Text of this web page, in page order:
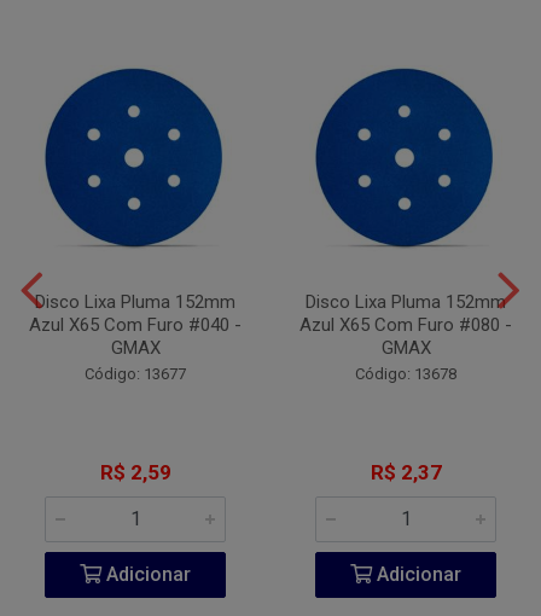
Disco Lixa Pluma 152mm
Azul X65 Com Furo #040 -
GMAX
Código: 13677
R$ 2,59
Adicionar
Disco Lixa Pluma 152mm
Azul X65 Com Furo #080 -
GMAX
Código: 13678
R$ 2,37
Adicionar